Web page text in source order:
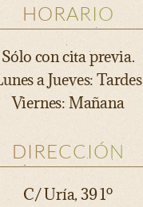
HORARIO
Sólo con cita previa.
a Jueves: Tardes
Viernes: Mañana
DIRECCIÓN
C/ Uría, 39 1º